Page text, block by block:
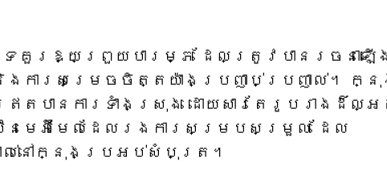
បទគួរឱ្យព្រួយបារម្ភ ដែលត្រូវបានរចនាឡើង
ការសម្រេចចិត្តយ៉ាងប្រញាប់ប្រញាល់។ ក្នុ
បានការទាំងស្រុង ដោយសារតែរូបរាងដ៏ល្
ស៊ីនមេអ៊ីមែលដែលរងការសម្របសម្រួល ដែល
ាល់នៅក្នុងប្រអប់សំបុត្រ។